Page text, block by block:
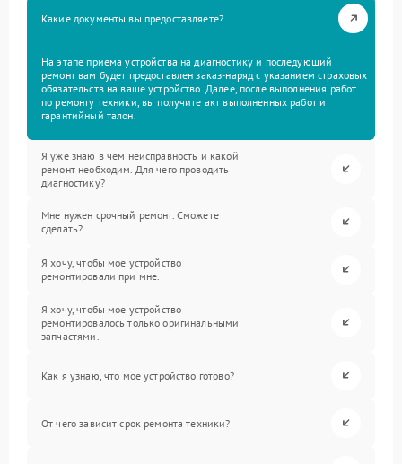
Какие документы вы предоставляете?
На этапе приема устройства на диагностику и последующий
ремонт вам будет предоставлен заказ-наряд с указанием страховых
обязательств на ваше устройство. Далее, после выполнения работ
по ремонту техники, вы получите акт выполненных работ и
гарантийный талон.
Я уже знаю в чем неисправность и какой
ремонт необходим. Для чего проводить
диагностику?
Мне нужен срочный ремонт. Сможете
сделать?
Я хочу, чтобы мое устройство
ремонтировали при мне.
Я хочу, чтобы мое устройство
ремонтировалось только оригинальными
запчастями.
Как я узнаю, что мое устройство готово?
От чего зависит срок ремонта техники?